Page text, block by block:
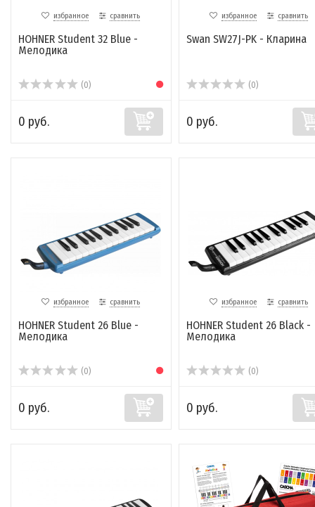
избранное сравнить
HOHNER Student 32 Blue -
Мелодика
(0)
0 руб.
избранное сравнить
Swan SW27J-PK - Кларина
(0)
0 руб.
избранное сравнить
HOHNER Student 26 Blue -
Мелодика
(0)
0 руб.
избранное сравнить
HOHNER Student 26 Black -
Мелодика
(0)
0 руб.